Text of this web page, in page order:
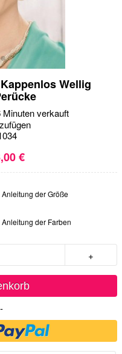
Wellig
Minuten verkauft
€
Anleitung der Größe
Anleitung der Farben
+